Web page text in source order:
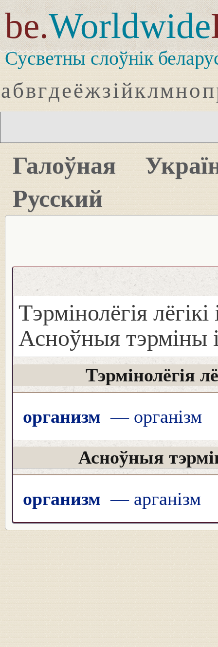
be.Worldwide
Сусветны слоўнік
абвгдеёжзійклмноп
Галоўная
Русский
Тэрмінолёгія
Асноўныя тэрміны і
Тэрмінолёгія
организм — організм
Асноўныя
организм — арганізм